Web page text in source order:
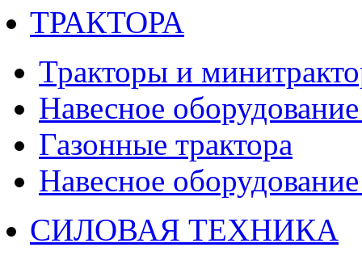
ТРАКТОРА
Тракторы и
Навесное
Газонные трактора
Навесное
СИЛОВАЯ ТЕХНИКА